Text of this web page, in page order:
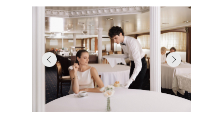
Подробнее
ЛОТ